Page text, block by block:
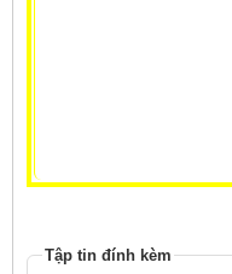
Tập tin đính kèm